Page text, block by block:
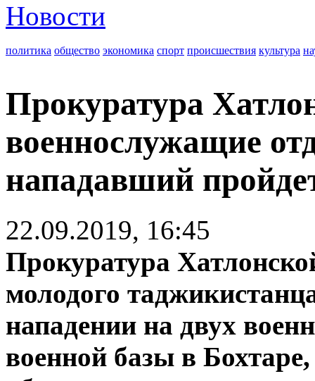
Новости
политика общество экономика спорт происшествия культура
Прокуратура
военнослужащие
нападавший
22.09.2019, 16:45
Прокуратура
молодого
нападении на двух
военной базы в